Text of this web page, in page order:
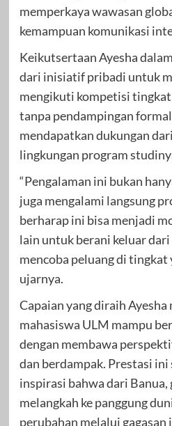
memperkaya wawasan
kemampuan komunikasi
Keikutsertaan Ayesha
dari inisiatif pribadi untuk
mengikuti kompetisi
tanpa pendampingan
mendapatkan dukungan
lingkungan program
“Pengalaman ini bukan
juga mengalami langsung
berharap ini bisa menjadi
lain untuk berani keluar dari
mencoba peluang di tingkat
ujarnya.
Capaian yang diraih
mahasiswa ULM mampu
dengan membawa
dan berdampak. Prestasi
inspirasi bahwa dari Banua,
melangkah ke panggung
perubahan melalui gagasan